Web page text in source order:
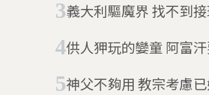
義大利驅魔界 找不到
供人狎玩的
神父不夠用 教宗